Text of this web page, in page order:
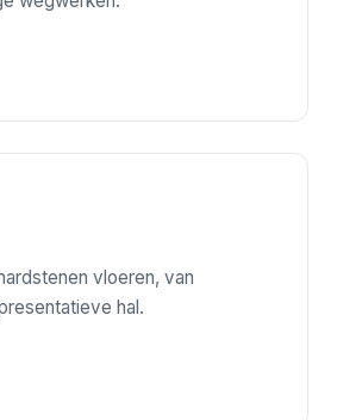
vloeren, van
hal.